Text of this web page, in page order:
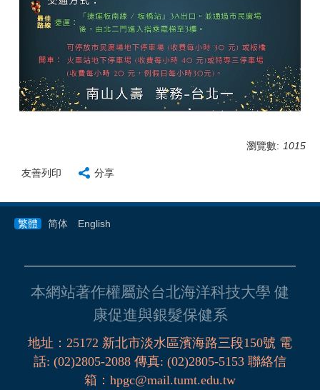
瀏覽數: 1015
友善列印 分享
繁體 简体 English
本網站著作權屬於台北海洋科技大學 健
康促進與銀髮保健系
地址： 25172 新北市淡水區濱海路三段150號 電
話: (02)2805-2088 傳真: (02)2805-5153 聯絡信
箱 ： hpgc@mail.tumt.edu.tw